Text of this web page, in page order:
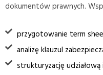
dokumentów prawnych.
przygotowanie term
analizę klauzul
strukturyzację udziałową